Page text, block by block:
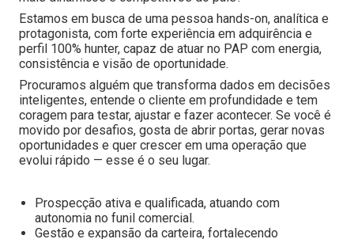
Estamos em busca de uma pessoa hands-on, analítica e
protagonista, com forte experiência em adquirência e
perfil 100% hunter, capaz de atuar no PAP com energia,
consistência e visão de oportunidade.
Procuramos alguém que transforma dados em decisões
inteligentes, entende o cliente em profundidade e tem
coragem para testar, ajustar e fazer acontecer. Se você é
movido por desafios, gosta de abrir portas, gerar novas
oportunidades e quer crescer em uma operação que
evolui rápido — esse é o seu lugar.
Prospecção ativa e qualificada, atuando com
autonomia no funil comercial.
Gestão e expansão da carteira, fortalecendo